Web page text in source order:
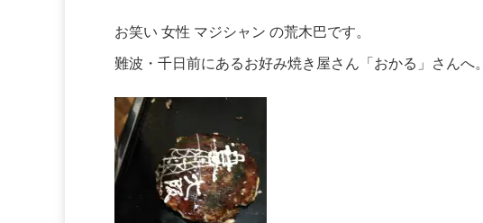
e
n
a
お笑い 女性 マジシャン の荒木巴です。
難波・千日前にあるお好み焼き屋さん「おかる」さんへ。